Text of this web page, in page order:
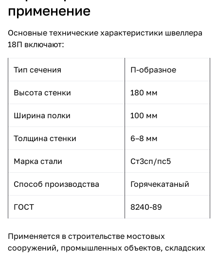
применение
Основные технические характеристики швеллера
18П включают:
Тип сечения П-образное
Высота стенки 180 мм
Ширина полки 100 мм
Толщина стенки 6–8 мм
Марка стали Ст3сп/пс5
Способ производства Горячекатаный
ГОСТ 8240-89
Применяется в строительстве мостовых
сооружений, промышленных объектов, складских